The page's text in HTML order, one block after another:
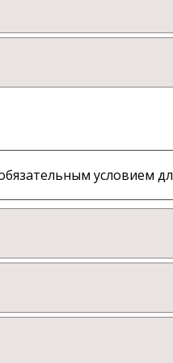
условием